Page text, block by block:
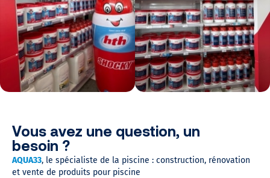
Vous avez une question, un
besoin ?
AQUA33, le spécialiste de la piscine : construction, rénovation
et vente de produits pour piscine